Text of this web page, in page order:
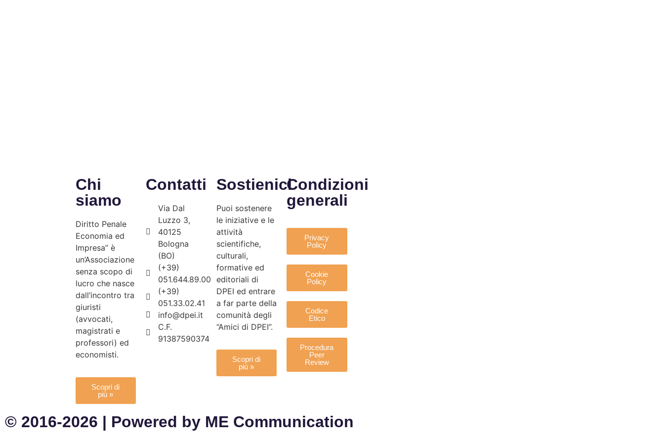
Chi
siamo
Diritto Penale
Economia ed
Impresa” è
un’Associazione
senza scopo di
lucro che nasce
dall’incontro tra
giuristi
(avvocati,
magistrati e
professori) ed
economisti.
Scopri di
più »
Contatti
Via Dal
Luzzo 3,
40125
Bologna
(BO)
(+39)
051.644.89.00
(+39)
051.33.02.41
info@dpei.it
C.F.
91387590374
Sostienici
Puoi sostenere
le iniziative e le
attività
scientifiche,
culturali,
formative ed
editoriali di
DPEI ed entrare
a far parte della
comunità degli
“Amici di DPEI”.
Scopri di
più »
Condizioni
generali
Privacy
Policy
Cookie
Policy
Codice
Etico
Procedura
Peer
Review
© 2016-2026 | Powered by ME Communication